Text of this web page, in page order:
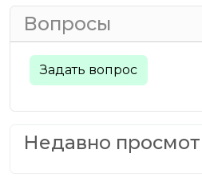
Вопросы
Задать вопрос
Недавно